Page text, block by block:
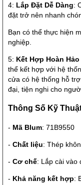
4: Lắp Đặt Dễ Dàng:
đặt trở nên nhanh
Bạn có thể thực hiện
nghiệp.
5: Kết Hợp Hoàn
thể kết hợp với hệ
cửa có hệ thống hỗ
đại, tiện nghi cho
Thông Số Kỹ
- Mã Blum: 71B9550
- Chất liệu: Thép
- Cơ chế: Lắp cài vào
- Khả năng kết hợp: